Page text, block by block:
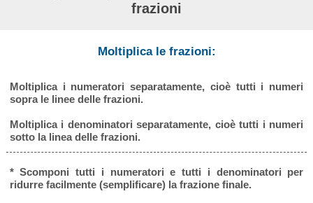
frazioni
Moltiplica le frazioni:
Moltiplica i numeratori separatamente, cioè tutti i numeri
sopra le linee delle frazioni.
Moltiplica i denominatori separatamente, cioè tutti i numeri
sotto la linea delle frazioni.
* Scomponi tutti i numeratori e tutti i denominatori per
ridurre facilmente (semplificare) la frazione finale.